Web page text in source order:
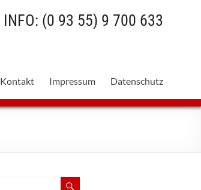
INFO: (0 93 55) 9 700 633
Kontakt Impressum Datenschutz